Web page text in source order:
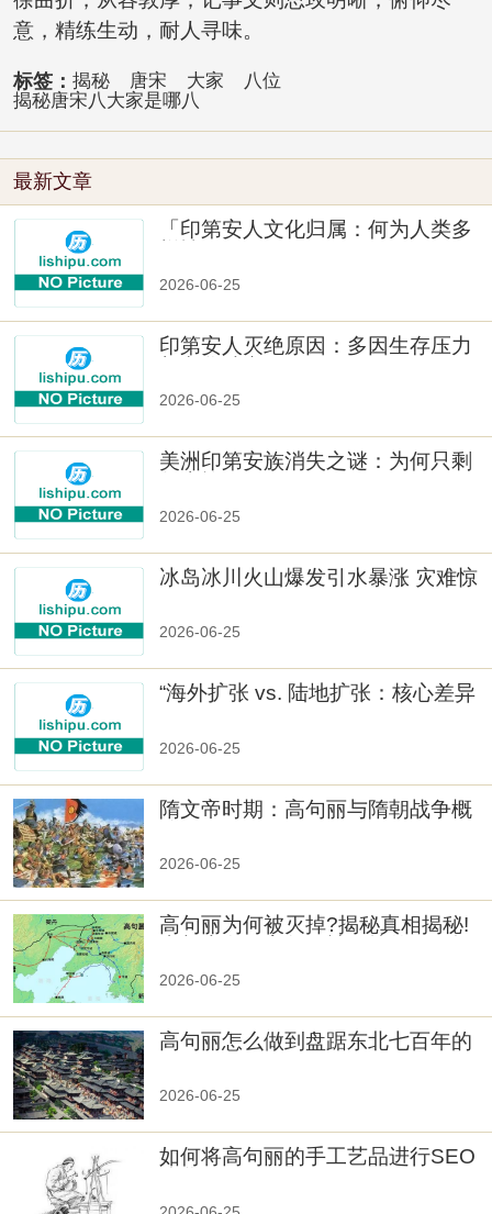
意，精练生动，耐人寻味。
标签： 揭秘 唐宋 大家
八位
揭秘唐宋八大家是哪八
最新文章
「印第安人文化归属：何为人类多
2026-06-25
印第安人灭绝原因：多因生存压力
2026-06-25
美洲印第安族消失之谜：为何只剩
2026-06-25
冰岛冰川火山爆发引水暴涨 灾难惊
2026-06-25
“海外扩张 vs. 陆地扩张：核心差异
2026-06-25
隋文帝时期：高句丽与隋朝战争概
2026-06-25
高句丽为何被灭掉?揭秘真相揭秘!
2026-06-25
高句丽怎么做到盘踞东北七百年的
2026-06-25
如何将高句丽的手工艺品进行SEO